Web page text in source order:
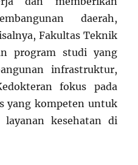
daerah,
Fakultas Teknik
program studi yang
infrastruktur,
fokus pada
yang kompeten untuk
kesehatan di